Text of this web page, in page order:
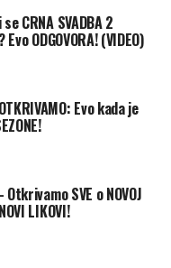
CRNA SVADBA 2
ODGOVORA! (VIDEO)
Evo kada je
Otkrivamo SVE o NOVOJ
LIKOVI!